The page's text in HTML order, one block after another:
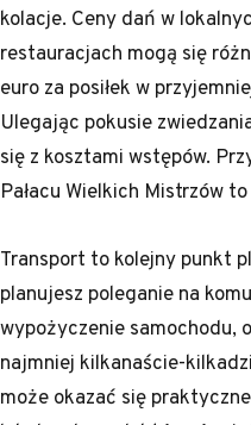
kolacje. Ceny dań w
restauracjach mogą się
euro za posiłek w
Ulegając pokusie
się z kosztami wstępów.
Pałacu Wielkich Mistrzów
Transport to kolejny punkt
planujesz poleganie na
wypożyczenie samochodu,
najmniej kilkanaście-
może okazać się